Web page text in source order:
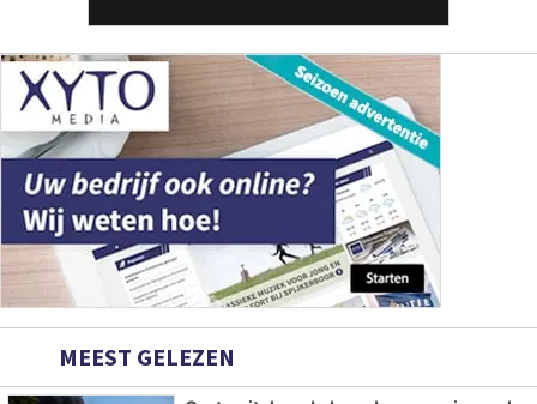
MEEST GELEZEN